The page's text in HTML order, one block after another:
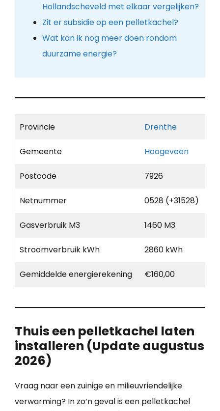
Hollandscheveld met elkaar vergelijken?
Zit er subsidie op een pelletkachel?
Wat kan ik nog meer doen rondom
duurzame energie?
Provincie Drenthe
Gemeente Hoogeveen
Postcode 7926
Netnummer 0528 (+31528)
Gasverbruik M3 1460 M3
Stroomverbruik kWh 2860 kWh
Gemiddelde energierekening €160,00
Thuis een pelletkachel laten
installeren (Update augustus
2026)
Vraag naar een zuinige en milieuvriendelijke
verwarming? In zo’n geval is een pelletkachel